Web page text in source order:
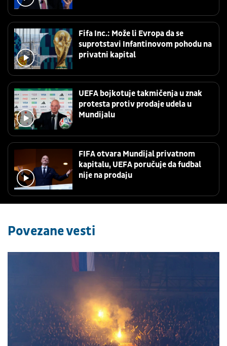
Fifa Inc.: Može li Evropa da se
suprotstavi Infantinovom pohodu na
privatni kapital
UEFA bojkotuje takmičenja u znak
protesta protiv prodaje udela u
Mundijalu
FIFA otvara Mundijal privatnom
kapitalu, UEFA poručuje da fudbal
nije na prodaju
Povezane vesti